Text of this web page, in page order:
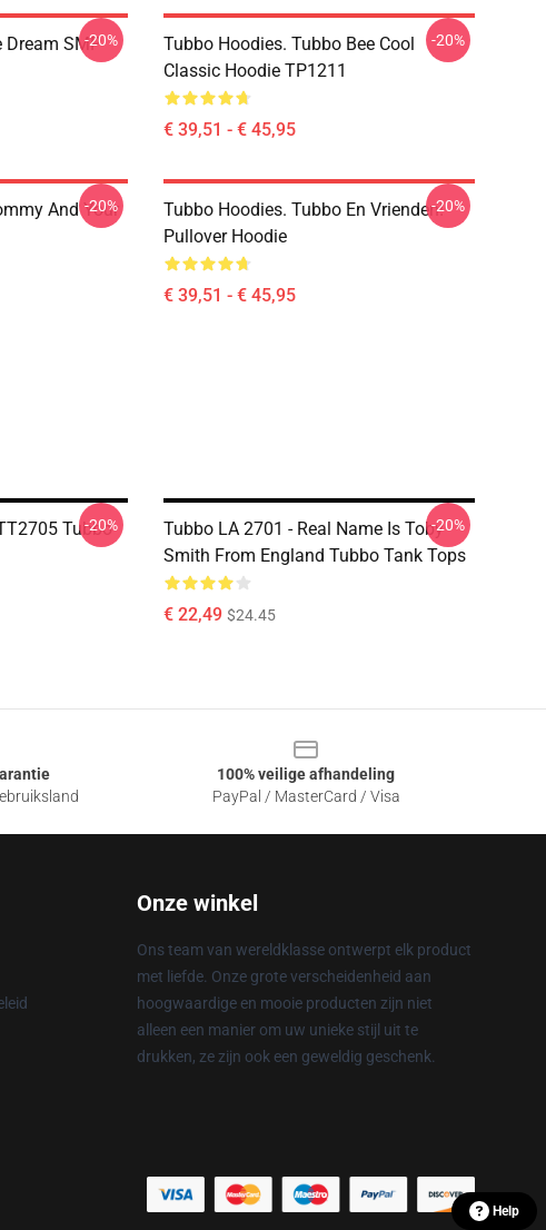
Dream SMP-20%
Tubbo Hoodies. Tubbo Bee Cool
Classic Hoodie TP1211
€ 39,51 - € 45,95
-20%
And Your
-20%
Tubbo Hoodies. Tubbo En Vrienden!
Pullover Hoodie
€ 39,51 - € 45,95
-20%
Tubbo
-20%
Tubbo LA 2701 - Real Name Is Toby
Smith From England Tubbo Tank Tops
€ 22,49 $24.45
-20%
100% veilige afhandeling
PayPal / MasterCard / Visa
Onze winkel
Ons team van wereldklasse ontwerpt elk product
met liefde. Onze grote verscheidenheid aan
hoogwaardige en mooie producten zijn niet
alleen een manier om uw unieke stijl uit te
drukken, ze zijn ook een geweldig geschenk.
Help